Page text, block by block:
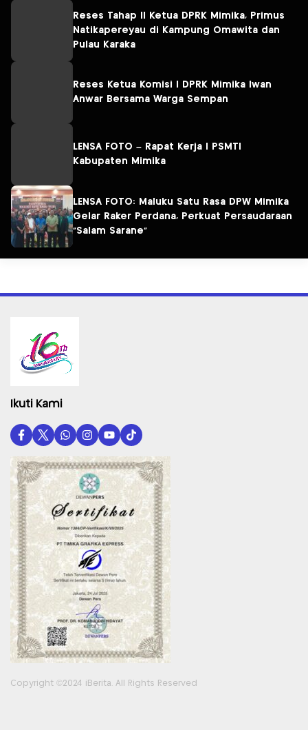
Reses Tahap II Ketua DPRK Mimika, Primus
Natikapereyau di Kampung Omawita dan
Pulau Karaka
Reses Ketua Komisi I DPRK Mimika Iwan
Anwar Bersama Warga Sempan
LENSA FOTO – Rapat Kerja I PSMTI
Kabupaten Mimika
LENSA FOTO: Maluku Satu Rasa DPW Mimika
Gelar Raker Perdana, Perkuat Persaudaraan
“Salam Sarane”
Ikuti Kami
Copyright ©2024 iBerita. All Rights Reserved